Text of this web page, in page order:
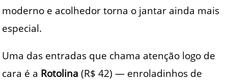
moderno e acolhedor torna o jantar ainda mais
especial.
Uma das entradas que chama atenção logo de
cara é a Rotolina (R$ 42) — enroladinhos de